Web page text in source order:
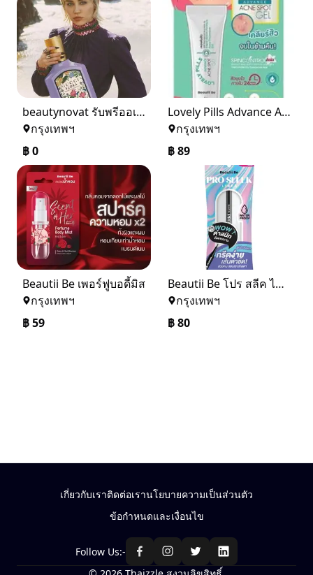
beautynovat รับพรีออเดอร์เครื่องสำอางแบรนด์เนมของแท้จากต่างประเทศ
กรุงเทพฯ
฿0
Lovely Pills Advance Acne Spot Gel
กรุงเทพฯ
฿89
ฺBeautii Be เพอร์ฟูบอดี้มิส
กรุงเทพฯ
฿59
ฺBeautii Be โปร สลีค ไลเนอร์
กรุงเทพฯ
฿80
เกี่ยวกับเราติดต่อเรานโยบายความเป็นส่วนตัว
ข้อกำหนดและเงื่อนไข
Follow Us:-